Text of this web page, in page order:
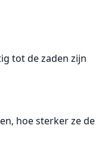
tot de zaden zijn
hoe sterker ze de